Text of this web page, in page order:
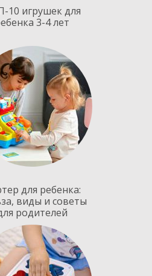
10 игрушек для
3-4 лет
для ребенка:
виды и советы
родителей